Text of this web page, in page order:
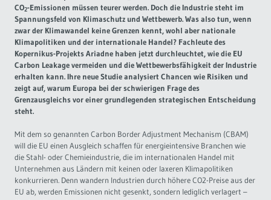
CO2-Emissionen müssen teurer werden. Doch die Industrie steht im
Spannungsfeld von Klimaschutz und Wettbewerb. Was also tun, wenn
zwar der Klimawandel keine Grenzen kennt, wohl aber nationale
Klimapolitiken und der internationale Handel? Fachleute des
Kopernikus-Projekts Ariadne haben jetzt durchleuchtet, wie die EU
Carbon Leakage vermeiden und die Wettbewerbsfähigkeit der Industrie
erhalten kann. Ihre neue Studie analysiert Chancen wie Risiken und
zeigt auf, warum Europa bei der schwierigen Frage des
Grenzausgleichs vor einer grundlegenden strategischen Entscheidung
steht.
Mit dem so genannten Carbon Border Adjustment Mechanism (CBAM)
will die EU einen Ausgleich schaffen für energieintensive Branchen wie
die Stahl- oder Chemieindustrie, die im internationalen Handel mit
Unternehmen aus Ländern mit keinen oder laxeren Klimapolitiken
konkurrieren. Denn wandern Industrien durch höhere CO2-Preise aus der
EU ab, werden Emissionen nicht gesenkt, sondern lediglich verlagert –
Governance
Europa & Green Deal
Themen Übersicht
Soziales Nachhaltigkeitsbarometer